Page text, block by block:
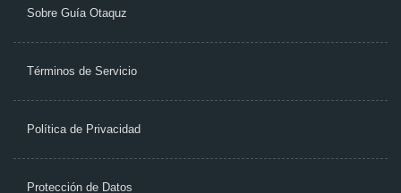
Sobre Guía Otaquz
Términos de Servicio
Política de Privacidad
Protección de Datos